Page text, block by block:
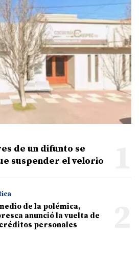
de un difunto se
suspender el velorio
de la polémica,
anunció la vuelta de
personales